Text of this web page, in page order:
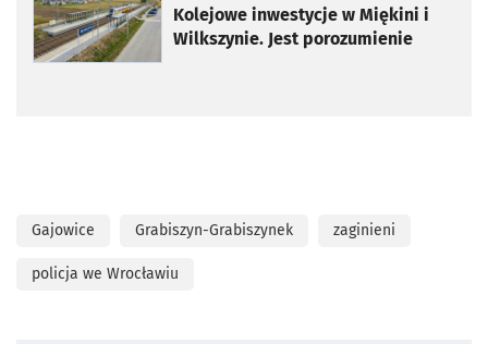
Kolejowe inwestycje w Miękini i
Wilkszynie. Jest porozumienie
Gajowice Grabiszyn-Grabiszynek zaginieni
policja we Wrocławiu